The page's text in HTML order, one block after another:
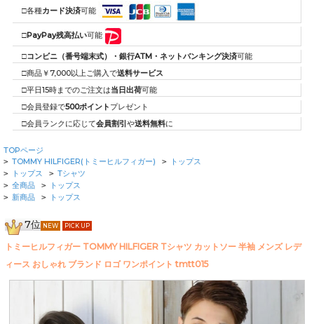
□各種カード決済可能
□PayPay残高払い可能
□コンビニ（番号端末式）・銀行ATM・ネットバンキング決済可能
□商品￥7,000以上ご購入で送料サービス
□平日15時までのご注文は当日出荷可能
□会員登録で500ポイント プレゼント
□会員ランクに応じて会員割引や送料無料に
TOPページ
> TOMMY HILFIGER(トミーヒルフィガー) > トップス
> トップス > Tシャツ
> 全商品 > トップス
> 新商品 > トップス
7位 NEW PICK UP
トミーヒルフィガー TOMMY HILFIGER Tシャツ カットソー 半袖 メンズ レデ
ィース おしゃれ ブランド ロゴ ワンポイント tmtt015